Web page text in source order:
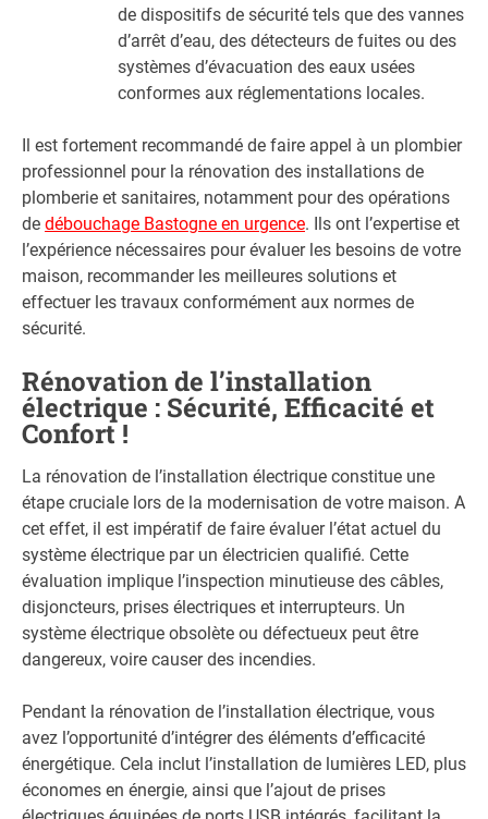
de dispositifs de sécurité tels que des vannes
d’arrêt d’eau, des détecteurs de fuites ou des
systèmes d’évacuation des eaux usées
conformes aux réglementations locales.
Il est fortement recommandé de faire appel à un plombier
professionnel pour la rénovation des installations de
plomberie et sanitaires, notamment pour des opérations
de débouchage Bastogne en urgence. Ils ont l’expertise et
l’expérience nécessaires pour évaluer les besoins de votre
maison, recommander les meilleures solutions et
effectuer les travaux conformément aux normes de
sécurité.
Rénovation de l’installation
électrique : Sécurité, Efficacité et
Confort !
La rénovation de l’installation électrique constitue une
étape cruciale lors de la modernisation de votre maison. A
cet effet, il est impératif de faire évaluer l’état actuel du
système électrique par un électricien qualifié. Cette
évaluation implique l’inspection minutieuse des câbles,
disjoncteurs, prises électriques et interrupteurs. Un
système électrique obsolète ou défectueux peut être
dangereux, voire causer des incendies.
Pendant la rénovation de l’installation électrique, vous
avez l’opportunité d’intégrer des éléments d’efficacité
énergétique. Cela inclut l’installation de lumières LED, plus
économes en énergie, ainsi que l’ajout de prises